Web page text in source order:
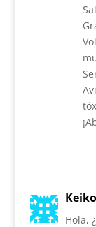
Keiko
Hola,